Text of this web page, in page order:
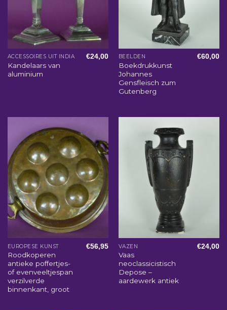
ACCESSOIRES UIT INDIA
Kandelaars van
aluminium
€24,00 BEELDEN
Boekdrukkunst
Johannes
Gensfleisch zum
Gutenberg
€60,00
EUROPESE KUNST
Roodkoperen
antieke poffertjes-
of evenveeltjespan
verzilverde
binnenkant, groot
€56,95 VAZEN
Vaas
neoclassicistisch
Depose –
aardewerk antiek
€24,00